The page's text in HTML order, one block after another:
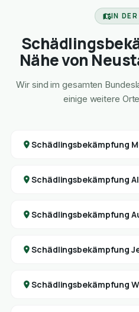
IN
Nähe von
Wir sind im gesamten
einige weitere
Schädlingsbekämpfung
Schädlingsbekämpfung
Schädlingsbekämpfung
Schädlingsbekämpfung
Schädlingsbekämpfung